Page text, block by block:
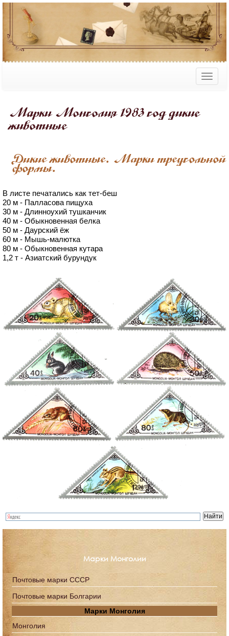
Марки Монголия 1983 год дикие
животные
Дикие животные. Марки треугольной
формы.
В листе печатались как тет-беш
20 м - Палласова пищуха
30 м - Длинноухий тушканчик
40 м - Обыкновенная белка
50 м - Даурский ёж
60 м - Мышь-малютка
80 м - Обыкновенная кутара
1,2 т - Азиатский бурундук
Марки Монголии
Почтовые марки СССР
Почтовые марки Болгарии
Марки Монголия
Монголия